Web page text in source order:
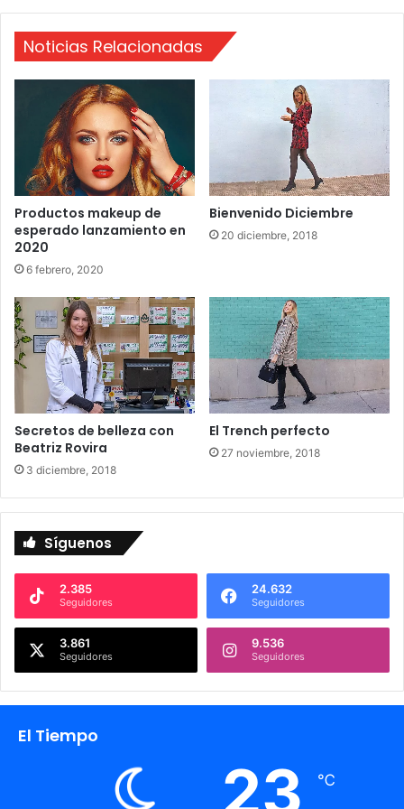
r
o
Noticias Relacionadas
Productos makeup de
esperado lanzamiento en
2020
6 febrero, 2020
Bienvenido Diciembre
20 diciembre, 2018
Secretos de belleza con
Beatriz Rovira
3 diciembre, 2018
El Trench perfecto
27 noviembre, 2018
Síguenos
2.385
Seguidores
24.632
Seguidores
3.861
Seguidores
9.536
Seguidores
El Tiempo
23 ℃